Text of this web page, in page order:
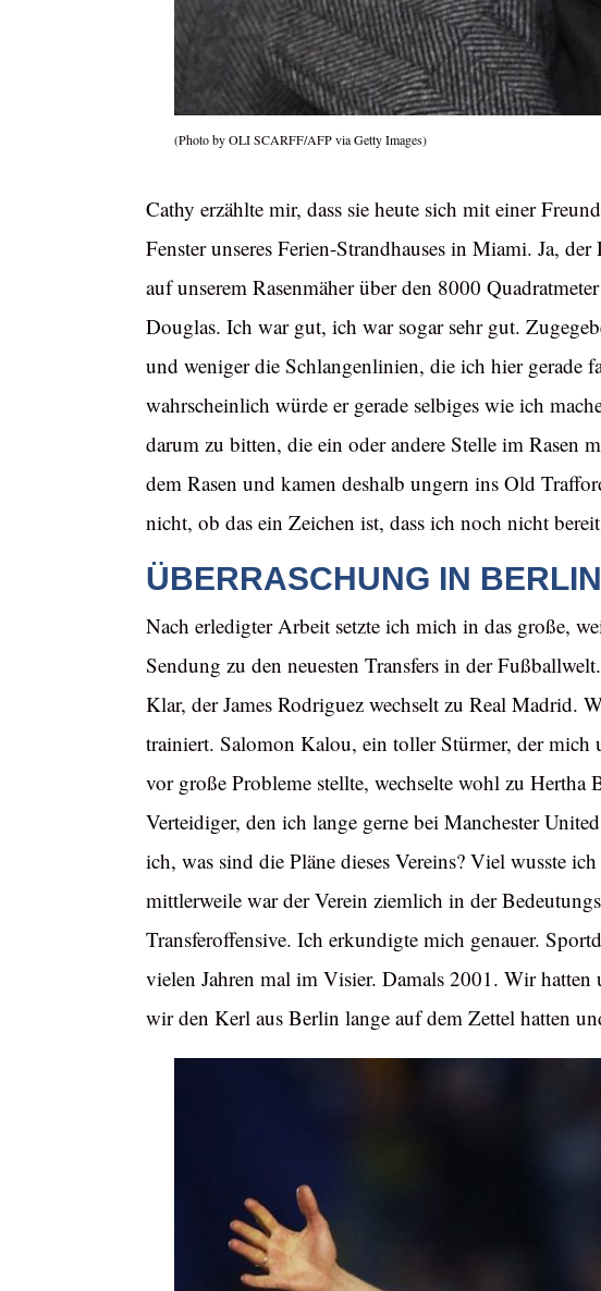
(Photo by OLI SCARFF/AFP via Getty Images)
Cathy erzählte mir, dass sie heute sich mit einer
Fenster unseres Ferien-Strandhauses in Miami. Ja,
auf unserem Rasenmäher über den 8000
Douglas. Ich war gut, ich war sogar sehr gut.
und weniger die Schlangenlinien, die ich hier gerade
wahrscheinlich würde er gerade selbiges wie ich
darum zu bitten, die ein oder andere Stelle im Rasen
dem Rasen und kamen deshalb ungern ins Old
nicht, ob das ein Zeichen ist, dass ich noch nicht
ÜBERRASCHUNG IN BERLIN
Nach erledigter Arbeit setzte ich mich in das große,
Sendung zu den neuesten Transfers in der
Klar, der James Rodriguez wechselt zu Real Madrid.
trainiert. Salomon Kalou, ein toller Stürmer, der
vor große Probleme stellte, wechselte wohl zu
Verteidiger, den ich lange gerne bei Manchester
ich, was sind die Pläne dieses Vereins? Viel wusste
mittlerweile war der Verein ziemlich in der
Transferoffensive. Ich erkundigte mich genauer.
vielen Jahren mal im Visier. Damals 2001. Wir
wir den Kerl aus Berlin lange auf dem Zettel hatten